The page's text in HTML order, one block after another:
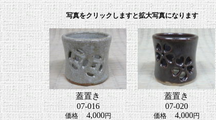
写真をクリックしますと拡大写真になります
蓋置き
07-016
価格4,000円
蓋置き
07-020
価格4,000円